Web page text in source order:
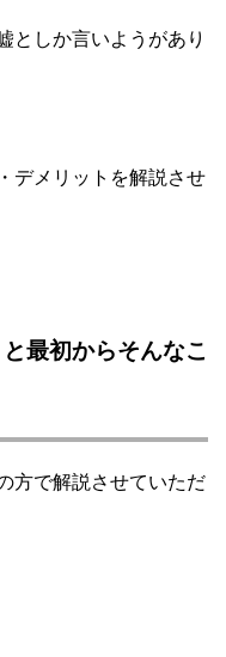
としか言いようがあり
デメリットを解説させ
最初からそんなこ
方で解説させていただ